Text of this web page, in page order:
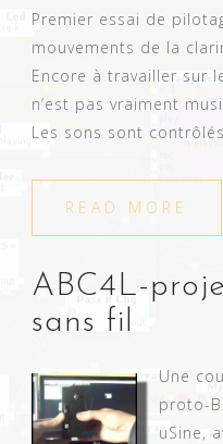
Premier essai de
mouvements de la
Encore à travailler sur
n’est pas vraiment
Les sons sont
READ MORE
ABC4L-
sans fil
Une
proto-
uSine,